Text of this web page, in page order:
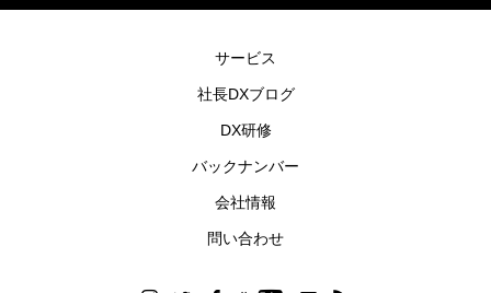
サービス
社長DXブログ
DX研修
バックナンバー
会社情報
問い合わせ